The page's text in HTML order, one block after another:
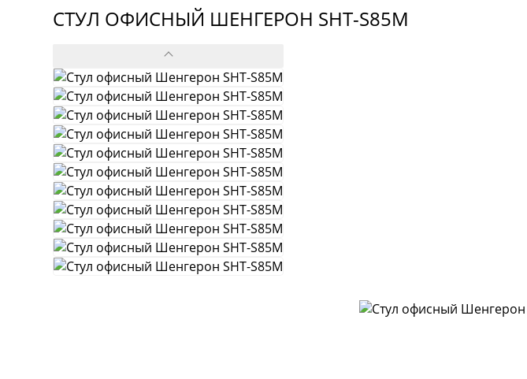
СТУЛ ОФИСНЫЙ ШЕНГЕРОН SHT-S85М